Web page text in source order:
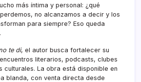
más íntima y personal: ¿qué
no alcanzamos a decir y los
para siempre? Eso queda
te di, el autor busca fortalecer su
literarios, podcasts, clubes
culturales. La obra está disponible en
blanda, con venta directa desde